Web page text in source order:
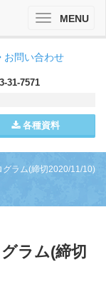
お問い合わせ
31-7571
各種資料
ToggleMENU
ラム(締切2020/11/10)
ラム(締切